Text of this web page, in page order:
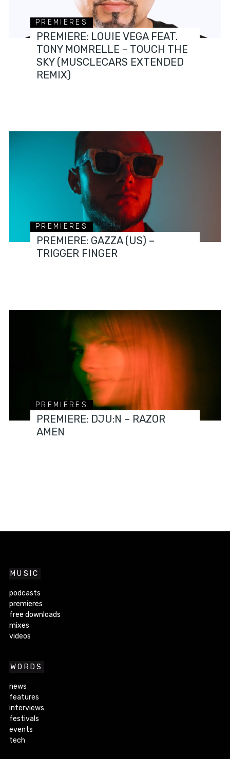
PREMIERES
PREMIERE: LOUIE VEGA FEAT.
TONY MOMRELLE – TOUCH THE
SKY (MUSCLECARS EXTENDED
REMIX)
PREMIERES
PREMIERE: GAZZA (US) –
TRIGGER FINGER
PREMIERES
PREMIERE: DJU:N – RAZOR
AMEN
MUSIC
podcasts
premieres
free downloads
mixes
videos
WORDS
news
features
interviews
festivals
events
tech